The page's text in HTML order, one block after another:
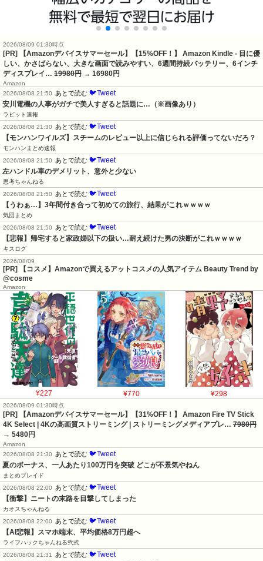
2026/08/09 01:30時点
[PR] 【Amazonデバイスサマーセール】【15%OFF！】 Amazon Kindle - 目に優
しい、かさばらない、大きな画面で読みやすい、6週間持続バッテリー、6インチ
ディスプレイ… 19980円 → 16980円
Amazon
2026/08/08 21:50
あとで読む 🐦Tweet
安川電機の人事がガチで美人すぎると話題に…（※画像あり）
ラビット速報
2026/08/08 21:30
あとで読む 🐦Tweet
【モンハンワイルズ】スチームのレビュー以上に信じられる評価ってないだろ？
モンハンまとめ速報
2026/08/08 21:50
あとで読む 🐦Tweet
左ハンドル車のデメリット、意外と少ない
思考ちゃんねる
2026/08/08 21:50
あとで読む 🐦Tweet
【うわぁ…】3年間付き合って初めての旅行、結果がこれｗｗｗｗ
気団まとめ
2026/08/08 21:50
あとで読む 🐦Tweet
【悲報】帰宅すると家政婦以下の扱い…耐え続けた男の決断がこれｗｗｗｗ
キスログ
2026/08/09
[PR] 【コスメ】Amazonで買えるアットコスメの人気アイテム Beauty Trend by
@cosme
Amazon
¥227 ¥770 ¥298
2026/08/09 01:30時点
[PR] 【Amazonデバイスサマーセール】【31%OFF！】 Amazon Fire TV Stick
4K Select | 4Kの高画質ストリーミング | ストリーミングメディアプレ… 7980円
→ 5480円
Amazon
2026/08/08 21:30 あとで読む 🐦Tweet
夏のボーナス、一人あたり100万円を突破 どこが不景気やねん
まとめブレイド
2026/08/08 22:00 あとで読む 🐦Tweet
【衝撃】ニートの末路を目撃してしまった
カオスちゃんねる
2026/08/08 22:00 あとで読む 🐦Tweet
【AI悲報】スマホ端末、平均価格8万円超へ
ライフハックちゃんねる弐式
2026/08/08 21:31 あとで読む 🐦Tweet